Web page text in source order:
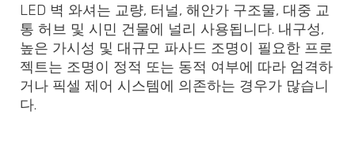
LED 벽 와셔는 교량, 터널, 해안가 구조물, 대중 교
통 허브 및 시민 건물에 널리 사용됩니다. 내구성,
높은 가시성 및 대규모 파사드 조명이 필요한 프로
젝트는 조명이 정적 또는 동적 여부에 따라 엄격하
거나 픽셀 제어 시스템에 의존하는 경우가 많습니
다.